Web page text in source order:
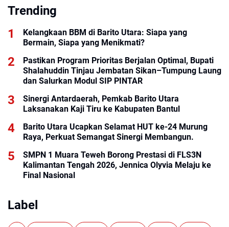
Trending
Kelangkaan BBM di Barito Utara: Siapa yang
Bermain, Siapa yang Menikmati?
Pastikan Program Prioritas Berjalan Optimal, Bupati
Shalahuddin Tinjau Jembatan Sikan–Tumpung Laung
dan Salurkan Modul SIP PINTAR
Sinergi Antardaerah, Pemkab Barito Utara
Laksanakan Kaji Tiru ke Kabupaten Bantul
Barito Utara Ucapkan Selamat HUT ke-24 Murung
Raya, Perkuat Semangat Sinergi Membangun.
SMPN 1 Muara Teweh Borong Prestasi di FLS3N
Kalimantan Tengah 2026, Jennica Olyvia Melaju ke
Final Nasional
Label